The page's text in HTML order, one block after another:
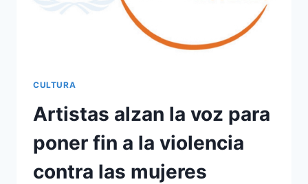
CULTURA
Artistas alzan la voz para
poner fin a la violencia
contra las mujeres